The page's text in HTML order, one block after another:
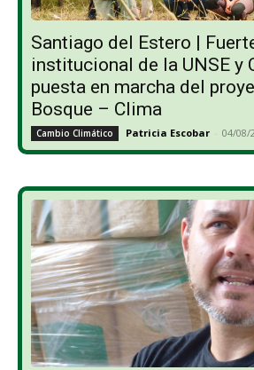
Santiago del Estero |
institucional de la UNSE y
puesta en marcha del
Bosque – Clima
Cambio Climático Patricia Escobar - 04/08/